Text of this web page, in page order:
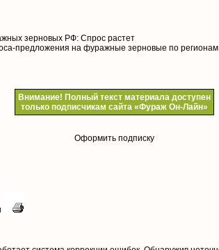
зерновых РФ: Спрос растет
предложения на фуражные зерновые по регионам
Внимание! Полный текст материала доступен
только подписчикам сайта «Фураж Он-Лайн»
Оформить подписку